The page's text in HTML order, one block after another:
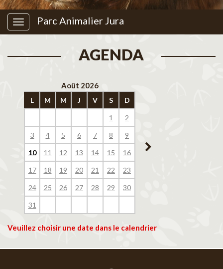
Parc Animalier Jura
AGENDA
Août 2026
L M M J V S D
1 2
3 4 5 6 7 8 9
10 11 12 13 14 15 16
17 18 19 20 21 22 23
24 25 26 27 28 29 30
31
14
Veuillez choisir une date dans le calendrier